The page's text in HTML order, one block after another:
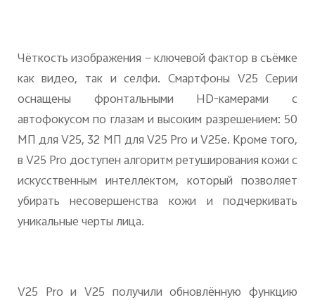
Чёткость изображения — ключевой фактор в съёмке
как видео, так и селфи. Смартфоны V25 Серии
оснащены фронтальными HD-камерами с
автофокусом по глазам и высоким разрешением: 50
МП для V25, 32 MП для V25 Pro и V25e. Кроме того,
в V25 Pro доступен алгоритм ретуширования кожи с
искусственным интеллектом, который позволяет
убирать несовершенства кожи и подчеркивать
уникальные черты лица.
V25 Pro и V25 получили обновлённую функцию